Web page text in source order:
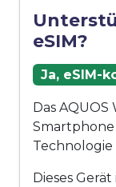
eSIM?
Ja, eSIM-
Das
Smartphone
Dieses